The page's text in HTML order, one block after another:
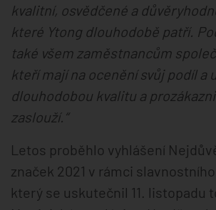
kvalitní, osvědčené a
které Ytong dlouhodobě patří.
také všem zaměstnancům
kteří mají na ocenění svůj podíl a
dlouhodobou kvalitu a
zaslouží.“
Letos proběhlo vyhlášení
značek 2021 v rámci
který se uskutečnil 11. listopadu